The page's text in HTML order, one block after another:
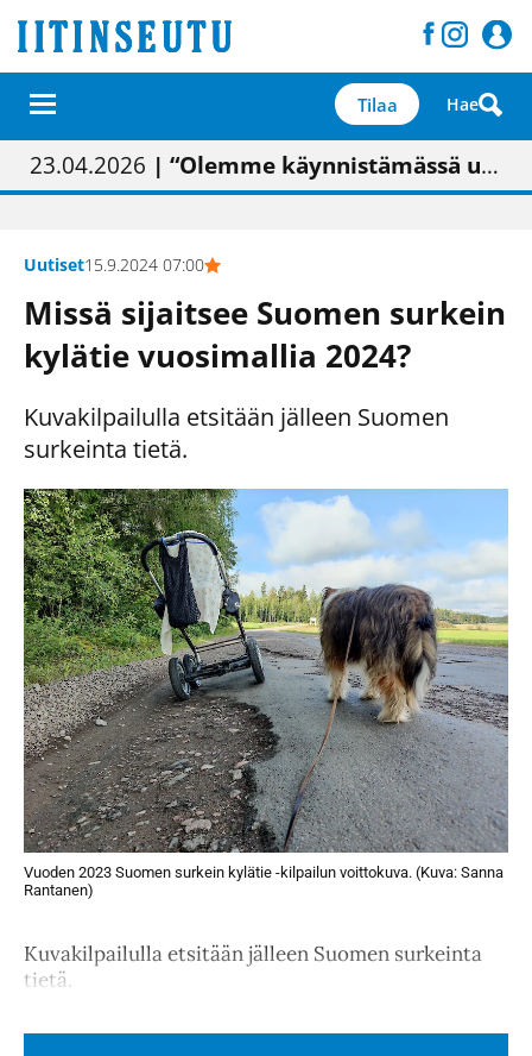
Tilaa Hae
01.02.2026 | Painon vaihtumisen pitäisi näkyä hieman parempana painojäljen laatuna lehdessä
05.02.2026 | Uudistettu kunnantalo on valoisa
23.04.2026 | “Olemme käynnistämässä uudelleen keskustavisiotyön”
09.05.2026| "Maalla on totuttu elämään omavaraisemmin kuin kaupungissa"
Uutiset15.9.2024 07:00
Missä sijaitsee Suomen surkein
kylätie vuosimallia 2024?
Kuvakilpailulla etsitään jälleen Suomen
surkeinta tietä.
Vuoden 2023 Suomen surkein kylätie -kilpailun voittokuva. (Kuva: Sanna
Rantanen)
Kuvakilpailulla etsitään jälleen Suomen surkeinta
tietä.